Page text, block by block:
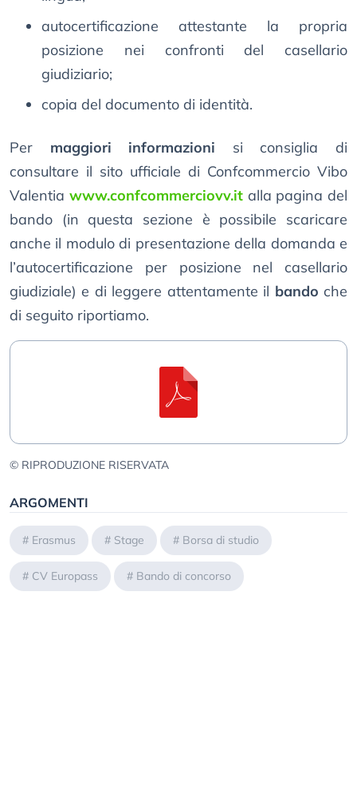
autocertificazione attestante la propria
posizione nei confronti del casellario
giudiziario;
copia del documento di identità.
Per maggiori informazioni si consiglia di
consultare il sito ufficiale di Confcommercio Vibo
Valentia www.confcommerciovv.italla pagina del
bando (in questa sezione è possibile scaricare
anche il modulo di presentazione della domanda e
l’autocertificazione per posizione nel casellario
giudiziale) e di leggere attentamente il bando che
di seguito riportiamo.
© RIPRODUZIONE RISERVATA
ARGOMENTI
# Erasmus # Stage # Borsa di studio
# CV Europass # Bando di concorso